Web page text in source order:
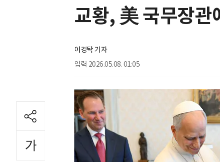
교황, 美 국무장
이경탁 기자
입력 2026.05.08. 01:05